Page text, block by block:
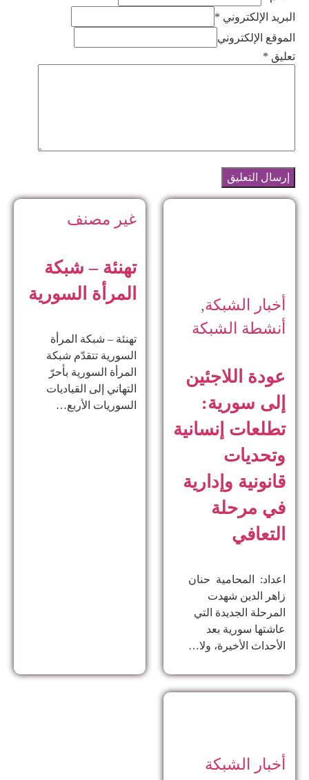
البريد الإلكتروني *
الموقع الإلكتروني
تعليق *
أخبار الشبكة,
أنشطة الشبكة
عودة اللاجئين
إلى سورية:
تطلعات إنسانية
وتحديات
قانونية وإدارية
في مرحلة
التعافي
اعداد: المحامية حنان
زاهر الدين ​شهدت
المرحلة الجديدة التي
عاشتها سورية بعد
الأحداث الأخيرة، ولا…
غير مصنف
تهنئة – شبكة
المرأة السورية
تهنئة – شبكة المرأة
السورية تتقدّم شبكة
المرأة السورية بأحرّ
التهاني إلى القياديات
السوريات الأربع…
أخبار الشبكة